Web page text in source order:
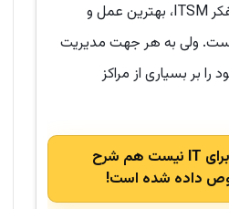
تشخیص نداده اند که تفکر ITSM، بهترین عمل و
است. ولی به هر جهت مدیریت
بر بسیاری از مراکز
در مقاله ITIL فقط برای IT نیست هم شرح
داده شده است!